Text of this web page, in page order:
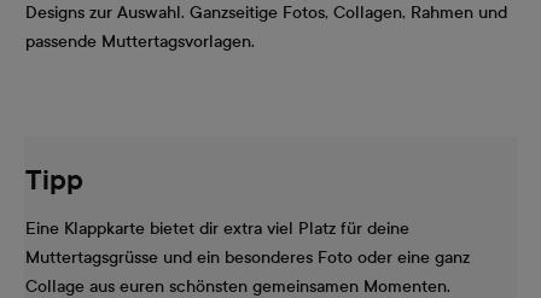
Designs zur Auswahl. Ganzseitige Fotos, Collagen, Rahmen und
passende Muttertagsvorlagen.
Tipp
Eine Klappkarte bietet dir extra viel Platz für deine
Muttertagsgrüsse und ein besonderes Foto oder eine ganz
Collage aus euren schönsten gemeinsamen Momenten.